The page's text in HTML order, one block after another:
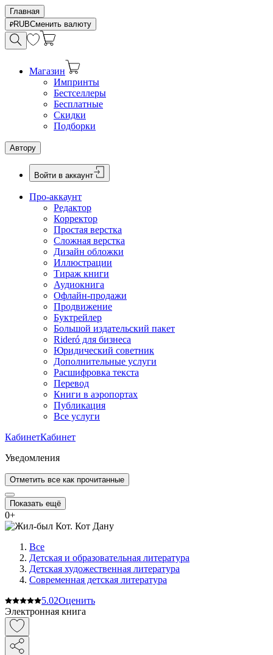
Главная
RUBСменить валюту
Магазин
Импринты
Бестселлеры
Бесплатные
Скидки
Подборки
Автору
Войти в аккаунт
Про-аккаунт
Редактор
Корректор
Простая верстка
Сложная верстка
Дизайн обложки
Иллюстрации
Тираж книги
Аудиокнига
Офлайн-продажи
Продвижение
Буктрейлер
Большой издательский пакет
Rideró для бизнеса
Юридический советник
Дополнительные услуги
Расшифровка текста
Перевод
Книги в аэропортах
Публикация
Все услуги
КабинетКабинет
Уведомления
Отметить все как прочитанные
Показать ещё
0+
Все
Детская и образовательная литература
Детская художественная литература
Современная детская литература
5.02Оценить
Электронная книга